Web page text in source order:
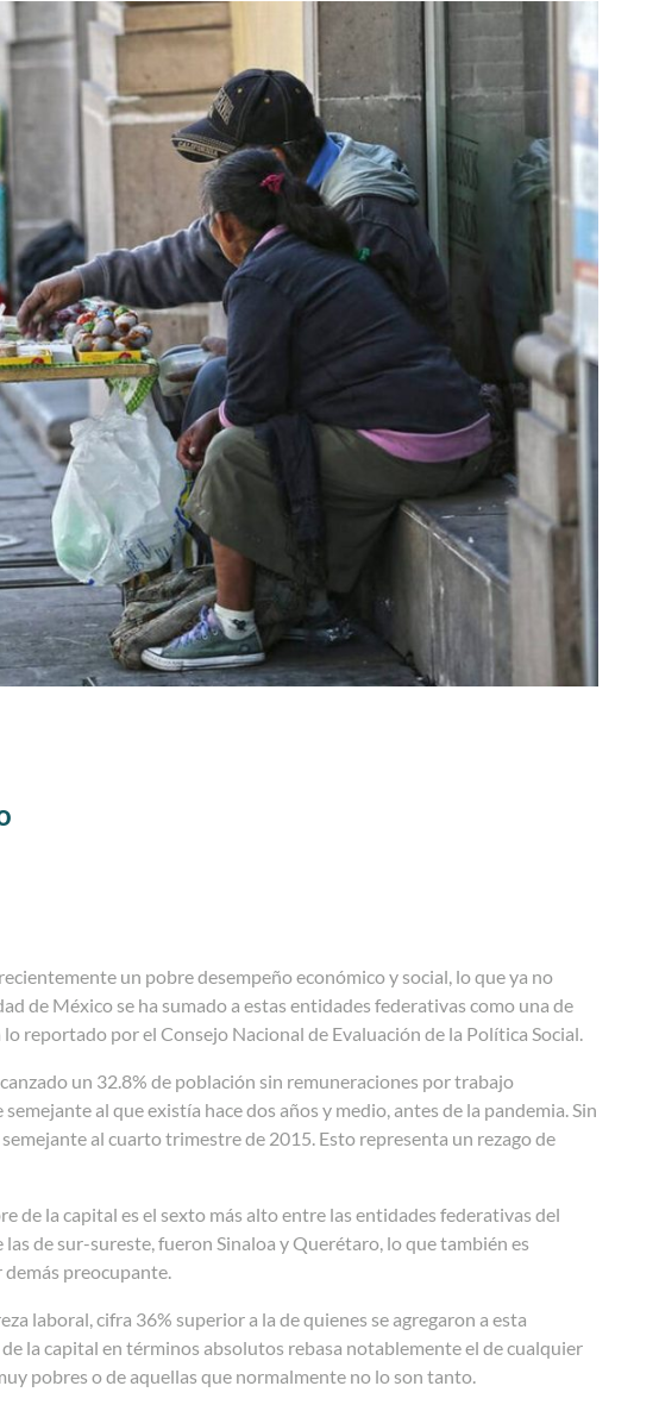
un pobre desempeño económico y social, lo que ya no
de México se ha sumado a estas entidades federativas como una de
reportado por el Consejo Nacional de Evaluación de la Política Social.
un 32.8% de población sin remuneraciones por trabajo
al que existía hace dos años y medio, antes de la pandemia. Sin
al cuarto trimestre de 2015. Esto representa un rezago de
de la capital es el sexto más alto entre las entidades federativas del
de sur-sureste, fueron Sinaloa y Querétaro, lo que también es
preocupante.
laboral, cifra 36% superior a la de quienes se agregaron a esta
la capital en términos absolutos rebasa notablemente el de cualquier
pobres o de aquellas que normalmente no lo son tanto.